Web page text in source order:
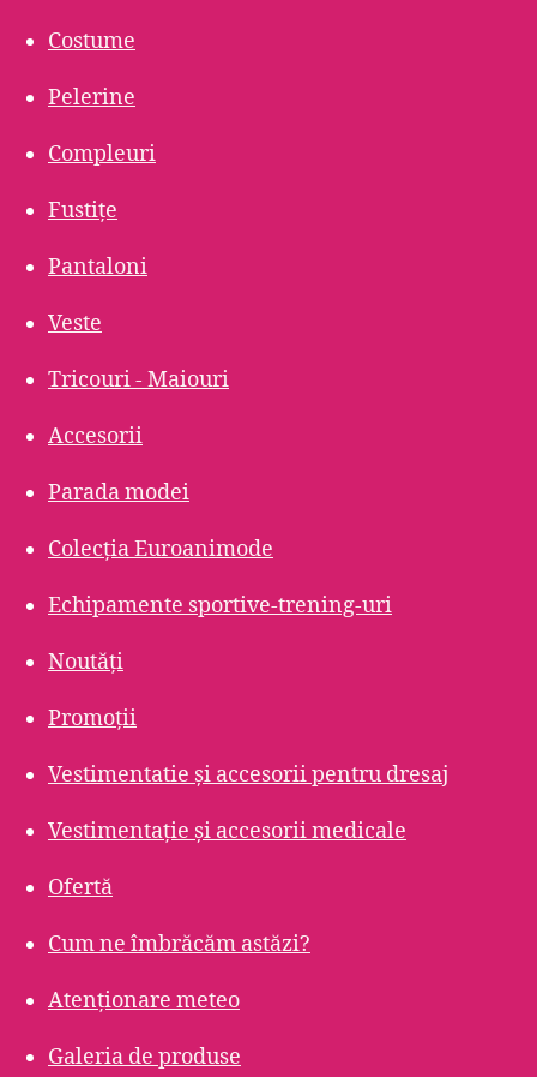
Costume
Pelerine
Compleuri
Fustițe
Pantaloni
Veste
Tricouri - Maiouri
Accesorii
Parada modei
Colecția Euroanimode
Echipamente sportive-trening-uri
Noutăți
Promoții
Vestimentatie și accesorii pentru dresaj
Vestimentație și accesorii medicale
Ofertă
Cum ne îmbrăcăm astăzi?
Atenționare meteo
Galeria de produse